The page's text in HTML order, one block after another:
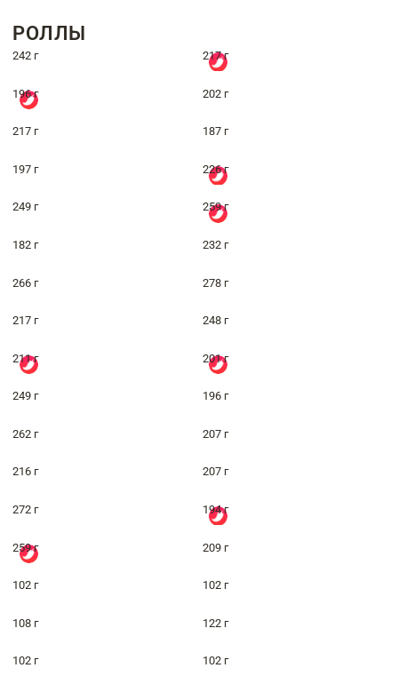
РОЛЛЫ
242 г 217 г
196 г 202 г
217 г 187 г
197 г 226 г
249 г 259 г
182 г 232 г
266 г 278 г
217 г 248 г
211 г 201 г
249 г 196 г
262 г 207 г
216 г 207 г
272 г 194 г
259 г 209 г
102 г 102 г
108 г 122 г
102 г 102 г